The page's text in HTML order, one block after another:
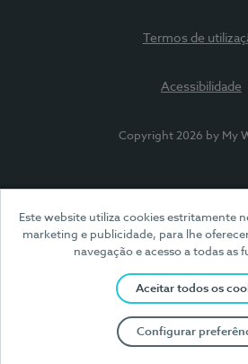
Este website utiliza cookies estritamente
marketing e publicidade, para lhe
navegação e acesso a todas as
Aceitar todos os
Configurar
Termos de
Acessibilidade
Copyright 2026 by My